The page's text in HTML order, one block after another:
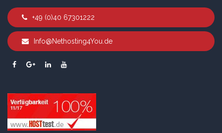
+49 (0)40 67301222
Info@Nethosting4You.de